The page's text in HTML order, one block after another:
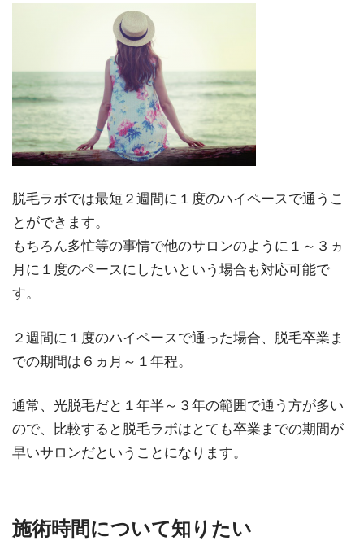
脱毛ラボでは最短２週間に１度のハイペースで通うこ
とができます。
もちろん多忙等の事情で他のサロンのように１～３ヵ
月に１度のペースにしたいという場合も対応可能で
す。
２週間に１度のハイペースで通った場合、脱毛卒業ま
での期間は６ヵ月～１年程。
通常、光脱毛だと１年半～３年の範囲で通う方が多い
ので、比較すると脱毛ラボはとても卒業までの期間が
早いサロンだということになります。
施術時間について知りたい